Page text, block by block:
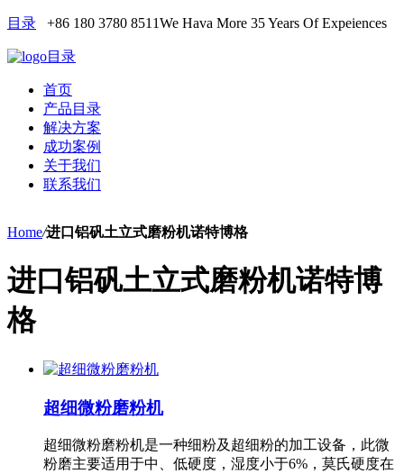
目录 +86 180 3780 8511We Hava More 35 Years Of Expeiences
目录
首页
产品目录
解决方案
成功案例
关于我们
联系我们
Home/进口铝矾土立式磨粉机诺特博格
进口铝矾土立式磨粉机诺特博
格
超细微粉磨粉机
超细微粉磨粉机是一种细粉及超细粉的加工设备，此微
粉磨主要适用于中、低硬度，湿度小于6%，莫氏硬度在